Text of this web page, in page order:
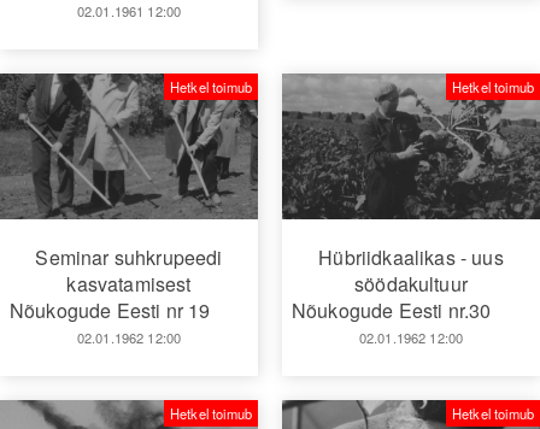
02.01.1961 12:00
Seminar suhkrupeedi
kasvatamisest
Nõukogude Eesti nr 19
02.01.1962 12:00
Hetkel toimub
Hübriidkaalikas - uus
söödakultuur
Nõukogude Eesti nr.30
02.01.1962 12:00
Hetkel toimub
Hetkel toimub Hetkel toimub